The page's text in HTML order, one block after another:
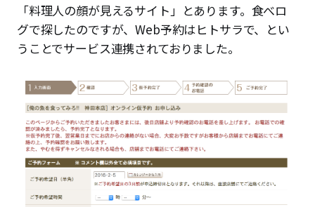
「料理人の顔が見えるサイト」とあります。食べロ
グで探したのですが、Web予約はヒトサラで、とい
うことでサービス連携されておりました。